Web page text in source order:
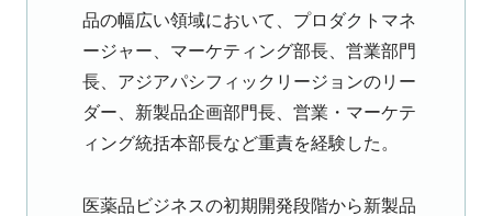
品の幅広い領域において、プロダクトマネ
ージャー、マーケティング部長、営業部門
長、アジアパシフィックリージョンのリー
ダー、新製品企画部門長、営業・マーケテ
ィング統括本部長など重責を経験した。
医薬品ビジネスの初期開発段階から新製品